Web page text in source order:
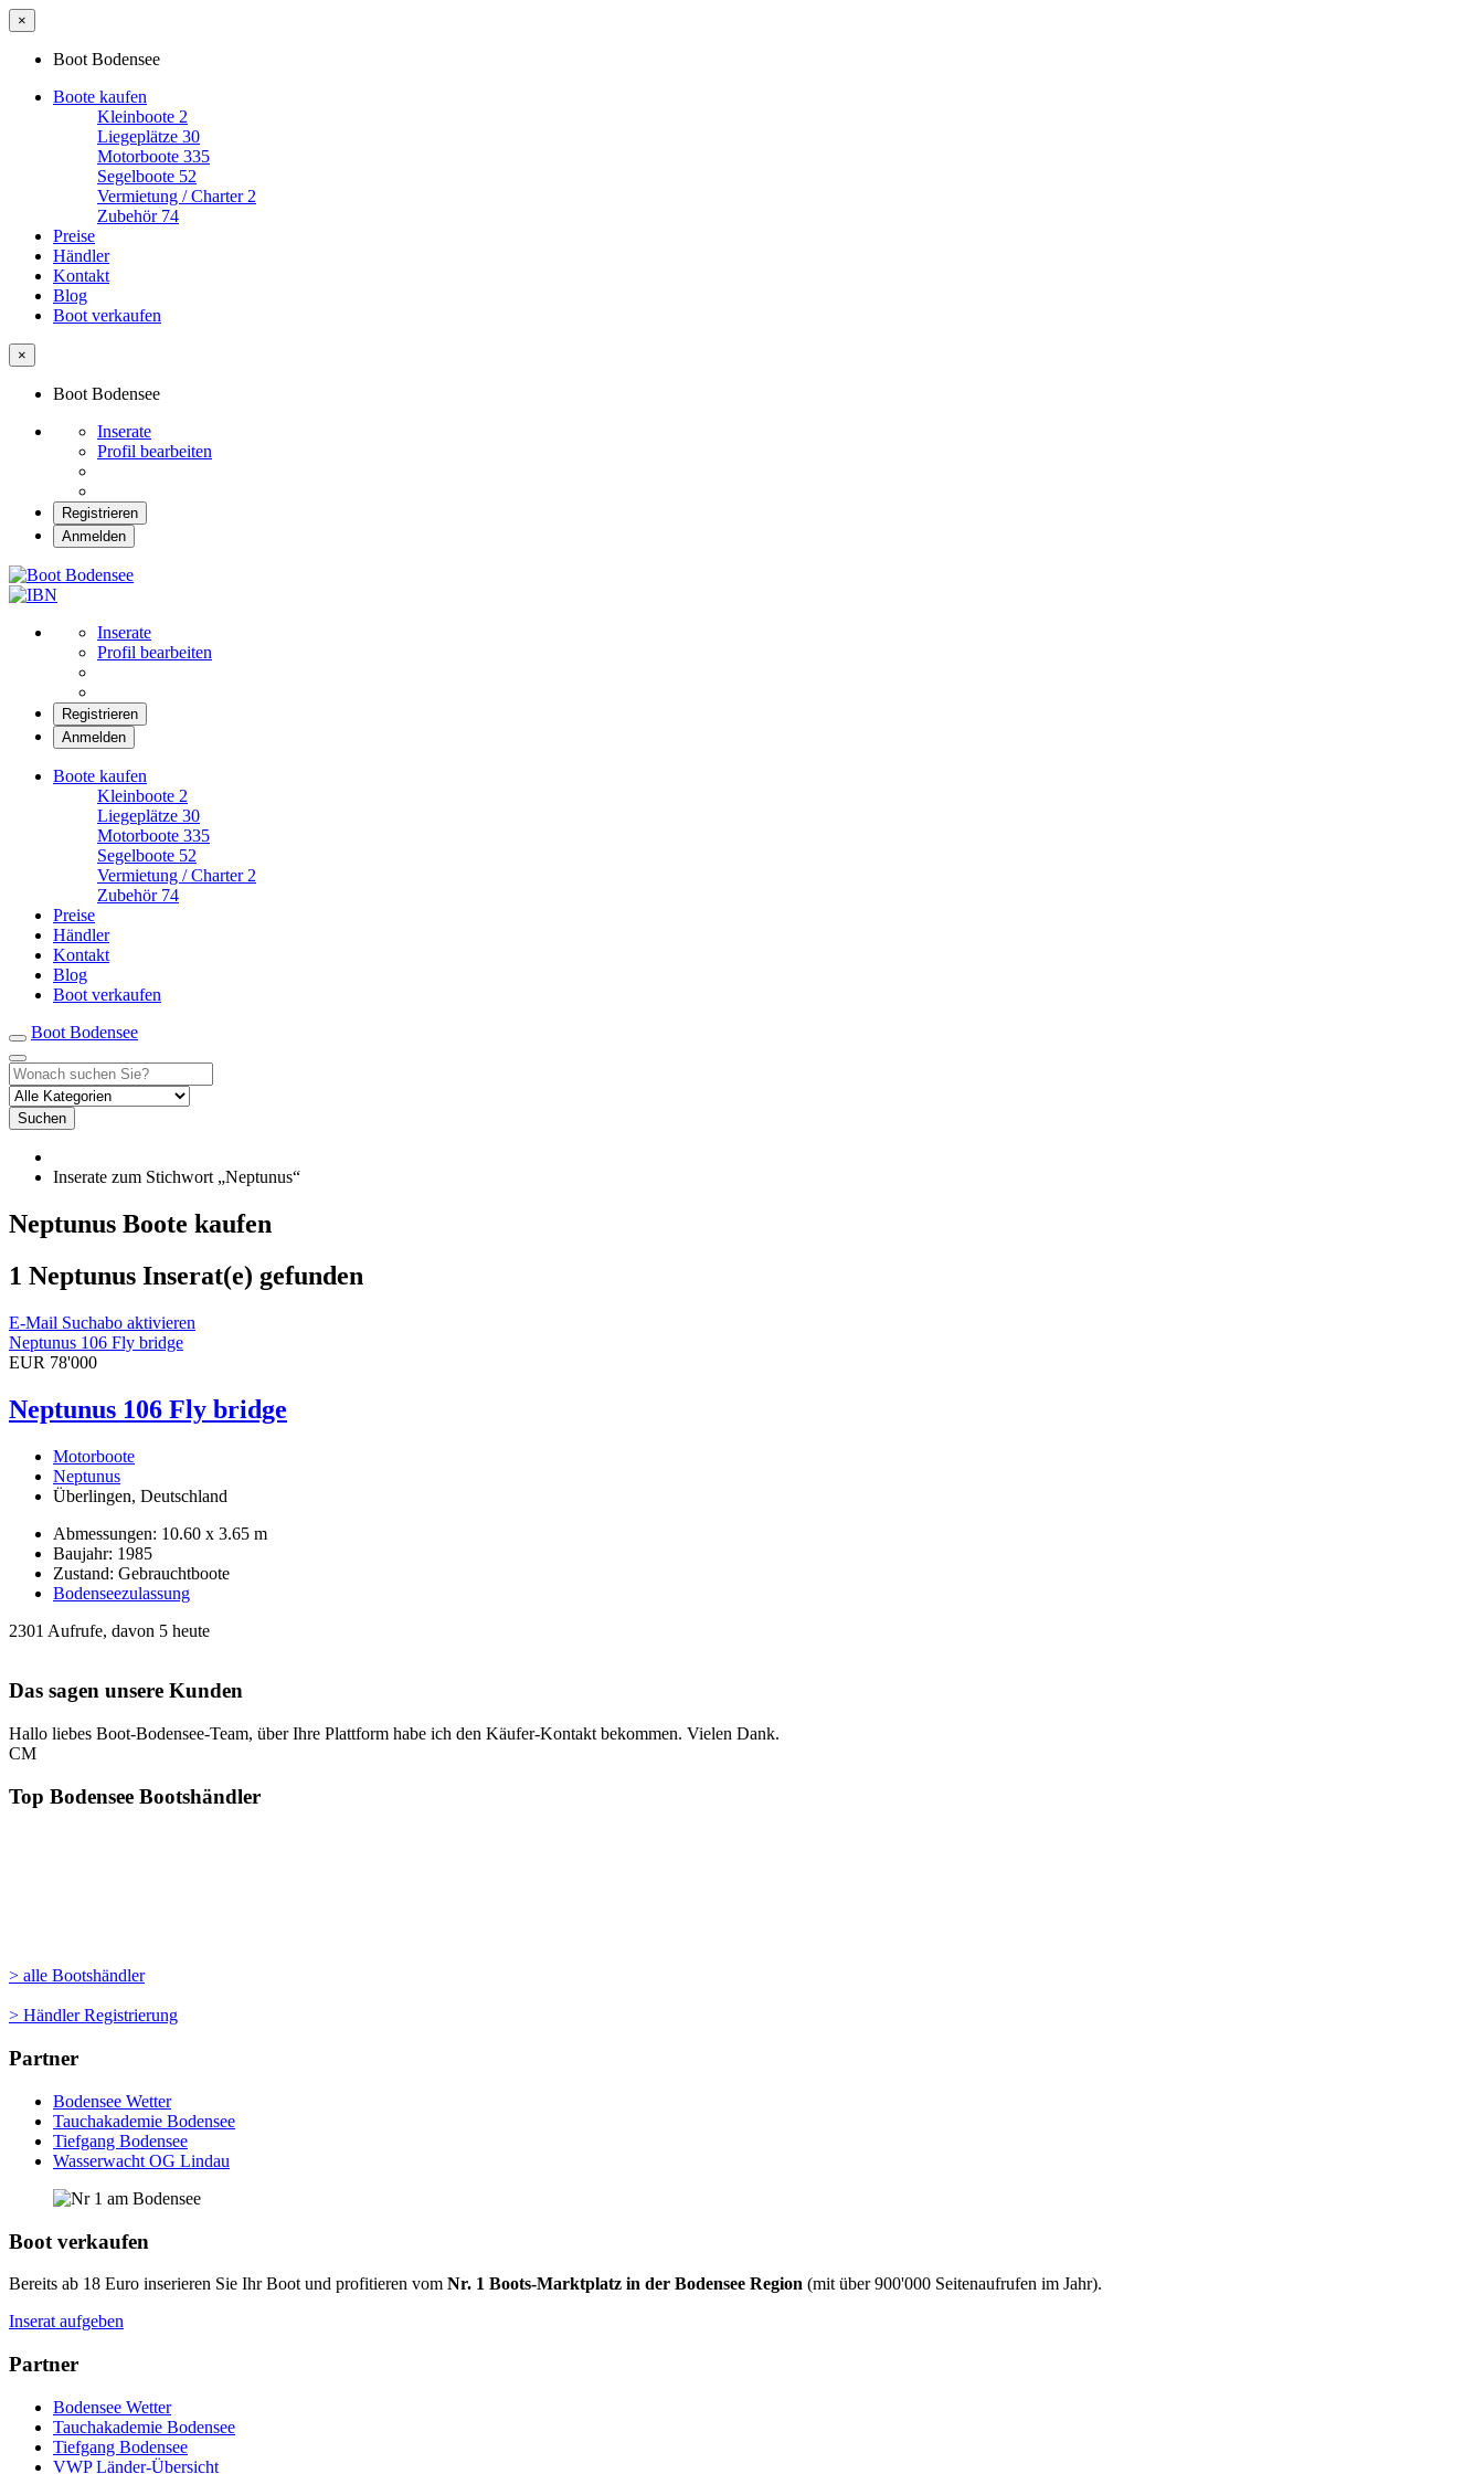
×
Boot Bodensee
Boote kaufen
Kleinboote 2
Liegeplätze 30
Motorboote 335
Segelboote 52
Vermietung / Charter 2
Zubehör 74
Preise
Händler
Kontakt
Blog
Boot verkaufen
×
Boot Bodensee
Inserate
Profil bearbeiten
Registrieren
Anmelden
Inserate
Profil bearbeiten
Registrieren
Anmelden
Boote kaufen
Kleinboote 2
Liegeplätze 30
Motorboote 335
Segelboote 52
Vermietung / Charter 2
Zubehör 74
Preise
Händler
Kontakt
Blog
Boot verkaufen
Boot Bodensee
Suchen
Inserate zum Stichwort „Neptunus“
Neptunus Boote kaufen
1 Neptunus Inserat(e) gefunden
E-Mail Suchabo aktivieren
Neptunus 106 Fly bridge
EUR 78'000
Neptunus 106 Fly bridge
Motorboote
Neptunus
Überlingen, Deutschland
Abmessungen: 10.60 x 3.65 m
Baujahr: 1985
Zustand: Gebrauchtboote
Bodenseezulassung
2301 Aufrufe, davon 5 heute
Das sagen unsere Kunden
Hallo liebes Boot-Bodensee-Team, über Ihre Plattform habe ich den Käufer-Kontakt bekommen. Vielen Dank.
CM
Top Bodensee Bootshändler
> alle Bootshändler
> Händler Registrierung
Partner
Bodensee Wetter
Tauchakademie Bodensee
Tiefgang Bodensee
Wasserwacht OG Lindau
Boot verkaufen
Bereits ab 18 Euro inserieren Sie Ihr Boot und profitieren vom Nr. 1 Boots-Marktplatz in der Bodensee Region (mit über 900'000 Seitenaufrufen im Jahr).
Inserat aufgeben
Partner
Bodensee Wetter
Tauchakademie Bodensee
Tiefgang Bodensee
VWP Länder-Übersicht